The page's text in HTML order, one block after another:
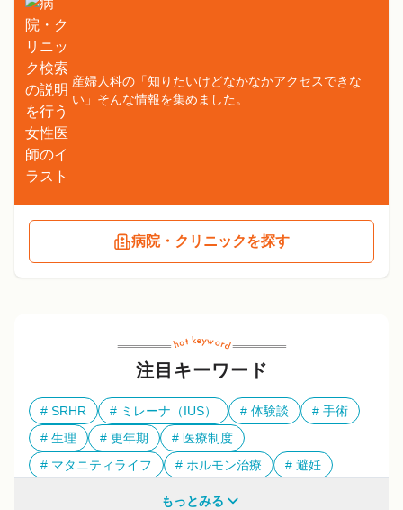
産婦人科の「知りたいけどなかなかアクセスできな
い」そんな情報を集めました。
病院・クリニックを探す
注目キーワード
SRHR ミレーナ（IUS） 体験談
手術
生理
更年期
医療制度
マタニティライフ
ホルモン治療
避妊
もっとみる